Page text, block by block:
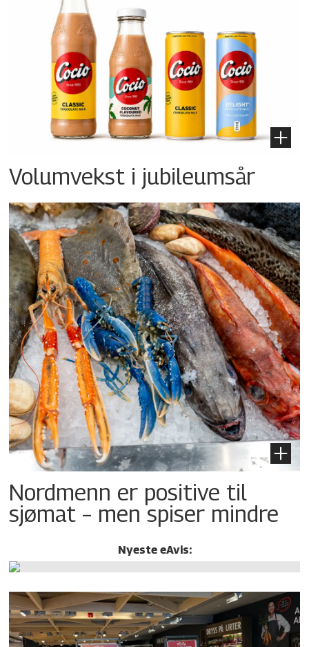
Volumvekst i jubileumsår
Nordmenn er positive til
sjømat – men spiser mindre
Nyeste eAvis: